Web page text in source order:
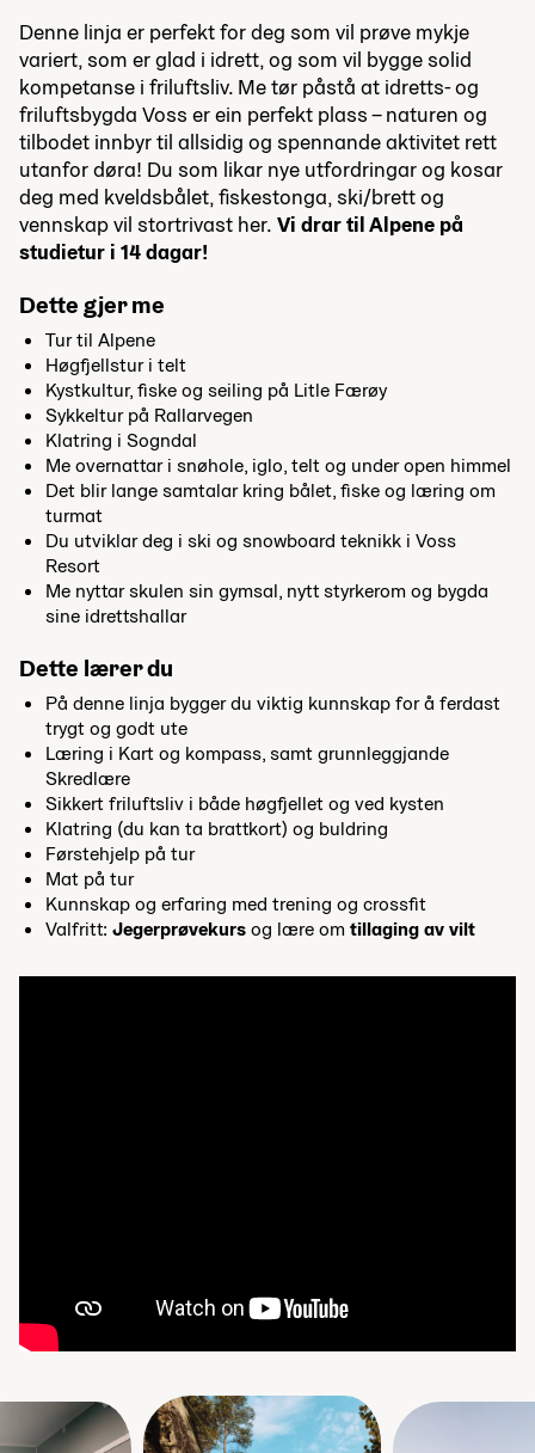
Denne linja er perfekt for deg som vil prøve mykje
variert, som er glad i idrett, og som vil bygge solid
kompetanse i friluftsliv. Me tør påstå at idretts- og
friluftsbygda Voss er ein perfekt plass – naturen og
tilbodet innbyr til allsidig og spennande aktivitet rett
utanfor døra! Du som likar nye utfordringar og kosar
deg med kveldsbålet, fiskestonga, ski/brett og
vennskap vil stortrivast her. Vi drar til Alpene på
studietur i 14 dagar!
Dette gjer me
Tur til Alpene
Høgfjellstur i telt
Kystkultur, fiske og seiling på Litle Færøy
Sykkeltur på Rallarvegen
Klatring i Sogndal
Me overnattar i snøhole, iglo, telt og under open himmel
Det blir lange samtalar kring bålet, fiske og læring om
turmat
Du utviklar deg i ski og snowboard teknikk i Voss
Resort
Me nyttar skulen sin gymsal, nytt styrkerom og bygda
sine idrettshallar
Dette lærer du
På denne linja bygger du viktig kunnskap for å ferdast
trygt og godt ute
Læring i Kart og kompass, samt grunnleggjande
Skredlære
Sikkert friluftsliv i både høgfjellet og ved kysten
Klatring (du kan ta brattkort) og buldring
Førstehjelp på tur
Mat på tur
Kunnskap og erfaring med trening og crossfit
Valfritt:Jegerprøvekursog lære omtillaging av vilt